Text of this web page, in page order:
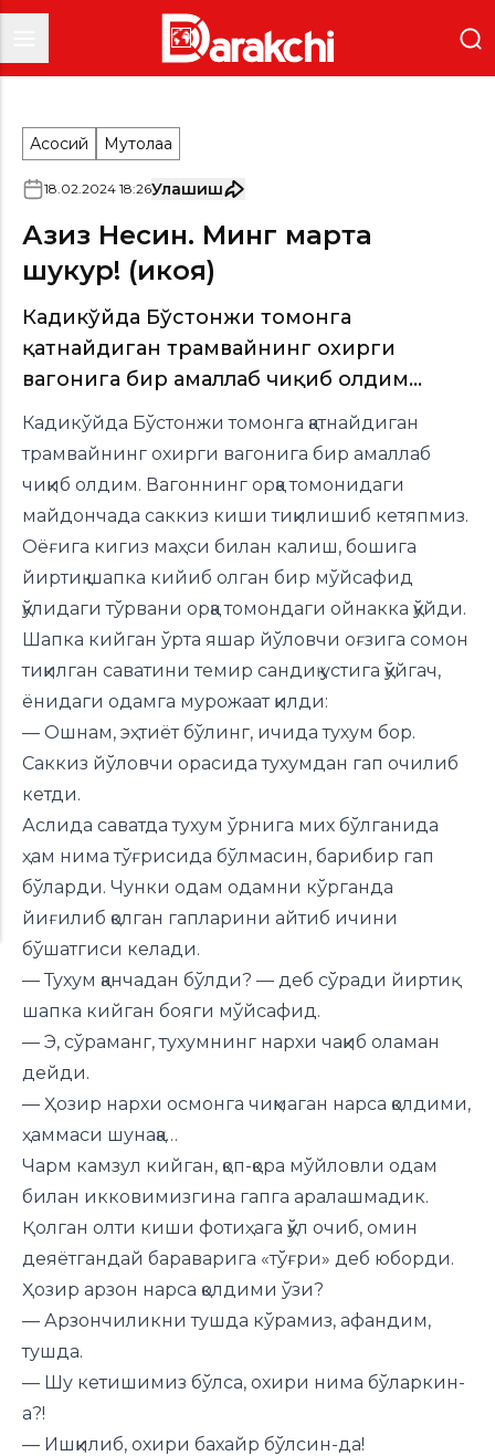
Асосий Мутолаа
18.02.2024 18:26Улашиш
Азиз Несин. Минг марта
шукур! (ҳикоя)
Кадикўйда Бўстонжи томонга
қатнайдиган трамвайнинг охирги
вагонига бир амаллаб чиқиб олдим...
Кадикўйда Бўстонжи томонга қатнайдиган
трамвайнинг охирги вагонига бир амаллаб
чиқиб олдим. Вагоннинг орқа томонидаги
майдончада саккиз киши тиқилишиб кетяпмиз.
Оёғига кигиз маҳси билан калиш, бошига
йиртиқ шапка кийиб олган бир мўйсафид
қўлидаги тўрвани орқа томондаги ойнакка қўйди.
Шапка кийган ўрта яшар йўловчи оғзига сомон
тиқилган саватини темир сандиқ устига қўйгач,
ёнидаги одамга мурожаат қилди:
— Ошнам, эҳтиёт бўлинг, ичида тухум бор.
Саккиз йўловчи орасида тухумдан гап очилиб
кетди.
Аслида саватда тухум ўрнига мих бўлганида
ҳам нима тўғрисида бўлмасин, барибир гап
бўларди. Чунки одам одамни кўрганда
йиғилиб қолган гапларини айтиб ичини
бўшатгиси келади.
— Тухум қанчадан бўлди? — деб сўради йиртиқ
шапка кийган бояги мўйсафид.
— Э, сўраманг, тухумнинг нархи чақиб оламан
дейди.
— Ҳозир нархи осмонга чиқмаган нарса қолдими,
ҳаммаси шунақа…
Чарм камзул кийган, қоп-қора мўйловли одам
билан икковимизгина гапга аралашмадик.
Қолган олти киши фотиҳага қўл очиб, омин
деяётгандай бараварига «тўғри» деб юборди.
Ҳозир арзон нарса қолдими ўзи?
— Арзончиликни тушда кўрамиз, афандим,
тушда.
— Шу кетишимиз бўлса, охири нима бўларкин-
а?!
— Ишқилиб, охири бахайр бўлсин-да!